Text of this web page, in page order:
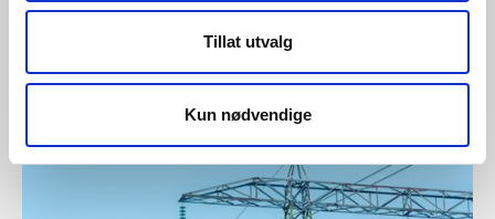
Tillat utvalg
Kun nødvendige
dispensasjon fra KILE etter ekstremværet